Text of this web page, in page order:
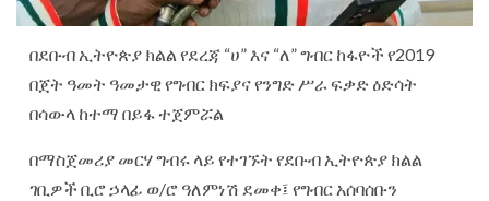
በደቡብ ኢትዮጵያ ክልል የደረጃ “ሀ” እና “ለ” ግብር ከፋዮች የ2019
በጀት ዓመት ዓመታዊ የግብር ክፍያና የንግድ ሥራ ፍቃድ ዕድሳት
በሳውላ ከተማ በይፋ ተጀምሯል
በማስጀመሪያ መርሃ ግብሩ ላይ የተገኙት የደቡብ ኢትዮጵያ ክልል
ገቢዎች ቢሮ ኃላፊ ወ/ሮ ዓለምነሽ ደመቀ፤ የግብር አሰባሰቡን